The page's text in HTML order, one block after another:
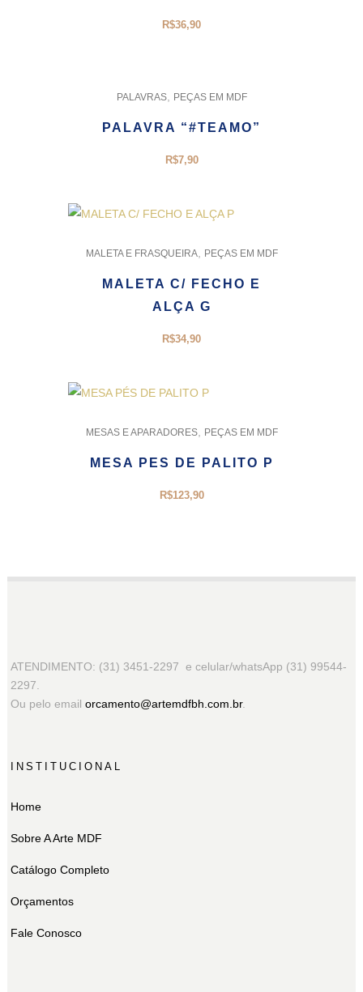
R$36,90
PALAVRAS, PEÇAS EM MDF
PALAVRA “#TEAMO”
R$7,90
MALETA E FRASQUEIRA, PEÇAS EM MDF
MALETA C/ FECHO E
ALÇA G
R$34,90
MESAS E APARADORES, PEÇAS EM MDF
MESA PES DE PALITO P
R$123,90
ATENDIMENTO: (31) 3451-2297 e celular/whatsApp (31) 99544-
2297.
Ou pelo emailorcamento@artemdfbh.com.br.
INSTITUCIONAL
Home
Sobre A Arte MDF
Catálogo Completo
Orçamentos
Fale Conosco